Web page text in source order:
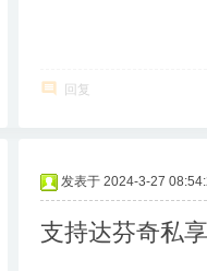
回复
发表于 2024-3-27
支持达芬奇私